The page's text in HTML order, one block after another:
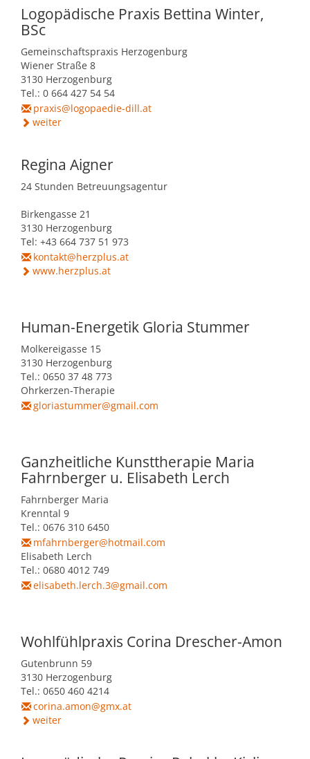
Logopädische Praxis Bettina Winter,
BSc
Gemeinschaftspraxis Herzogenburg
Wiener Straße 8
3130 Herzogenburg
Tel.: 0 664 427 54 54
praxis@logopaedie-dill.at
weiter
Regina Aigner
24 Stunden Betreuungsagentur
Birkengasse 21
3130 Herzogenburg
Tel: +43 664 737 51 973
kontakt@herzplus.at
www.herzplus.at
Human-Energetik Gloria Stummer
Molkereigasse 15
3130 Herzogenburg
Tel.: 0650 37 48 773
Ohrkerzen-Therapie
gloriastummer@gmail.com
Ganzheitliche Kunsttherapie Maria
Fahrnberger u. Elisabeth Lerch
Fahrnberger Maria
Krenntal 9
Tel.: 0676 310 6450
mfahrnberger@hotmail.com
Elisabeth Lerch
Tel.: 0680 4012 749
elisabeth.lerch.3@gmail.com
Wohlfühlpraxis Corina Drescher-Amon
Gutenbrunn 59
3130 Herzogenburg
Tel.: 0650 460 4214
corina.amon@gmx.at
weiter